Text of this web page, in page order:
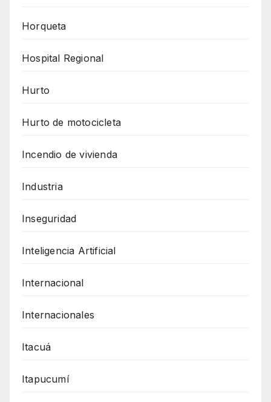
Horqueta
Hospital Regional
Hurto
Hurto de motocicleta
Incendio de vivienda
Industria
Inseguridad
Inteligencia Artificial
Internacional
Internacionales
Itacuá
Itapucumí